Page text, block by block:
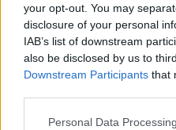
your opt-out. You may
disclosure of your personal
IAB’s list of downstream
also be disclosed by us to
Downstream Participants that
Please note that this website/
Personal Data
HIPA bevallás határideje:
i határnap a